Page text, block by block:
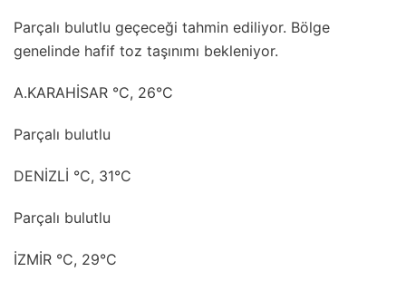
Parçalı bulutlu geçeceği tahmin ediliyor. Bölge
genelinde hafif toz taşınımı bekleniyor.
A.KARAHİSAR °C, 26°C
Parçalı bulutlu
DENİZLİ °C, 31°C
Parçalı bulutlu
İZMİR °C, 29°C